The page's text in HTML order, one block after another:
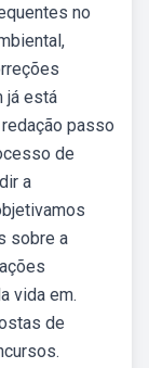
no
já está
passo
de
a
sobre a
vida em.
de